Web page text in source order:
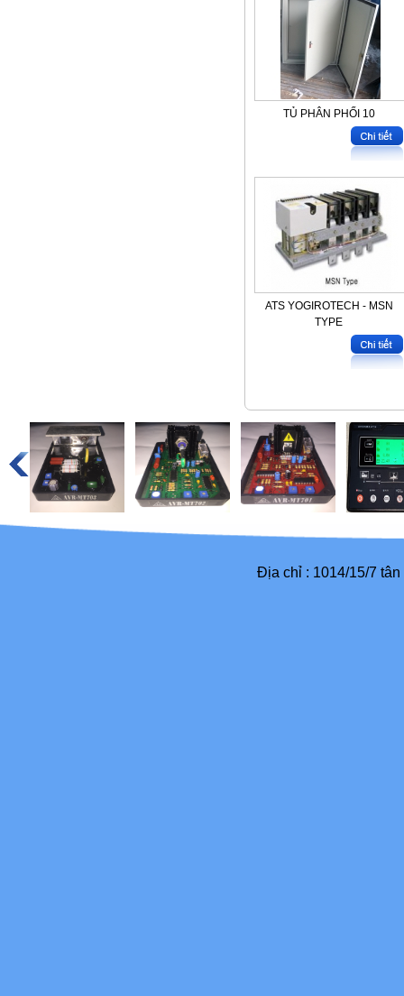
TỦ PHÂN PHỐI 10
ATS YOGIROTECH - MSN
TYPE
Địa chỉ : 1014/15/7 tân